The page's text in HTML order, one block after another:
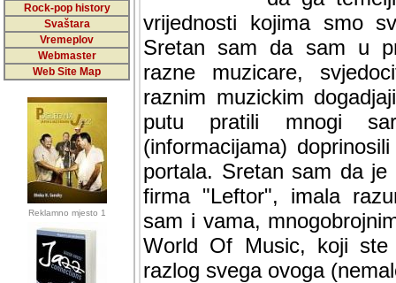
Rock-pop history
Svaštara
Vremeplov
Webmaster
Web Site Map
Reklamno mjesto 1
vrijednosti kojima smo
Sretan sam da sam u
muzicare, svjedociti
muzickim dogadjajima...
mnogi saradnici koji
doprinosili vrijednosti i
sam da je i moj web
imala razumijevanja za
mnogobrojnim
Music, koji ste ga
ovoga (nemalog) rada.